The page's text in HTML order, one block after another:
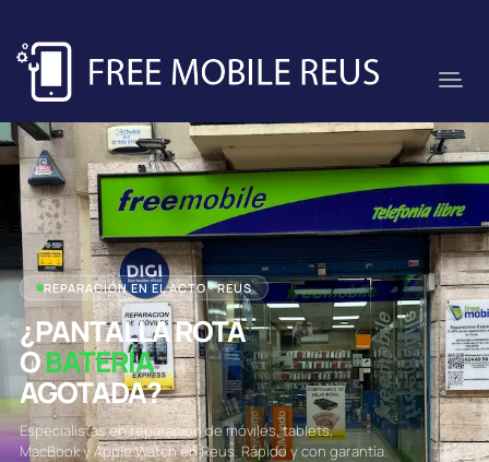
REPARACIÓN EN EL ACTO · REUS
¿PANTALLA ROTA
OBATERÍA
AGOTADA?
Especialistas en reparación de móviles, tablets,
MacBook y Apple Watch en Reus. Rápido y con garantía.